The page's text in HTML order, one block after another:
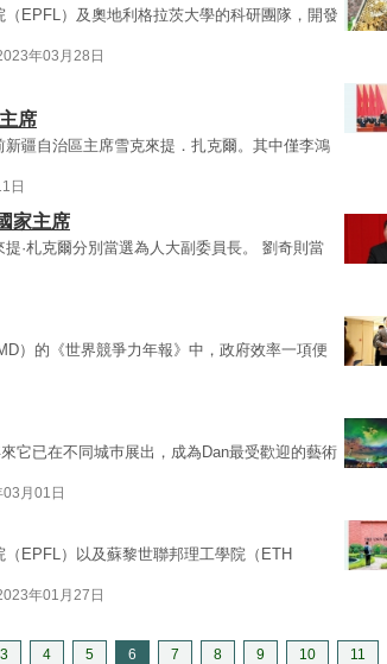
（EPFL）及奧地利格拉茨大學的科研團隊，開發
年03月28日
席
新疆自治區主席雪克來提．扎克爾。其中僅李鴻
日
家主席
提·札克爾分別當選為人大副委員長。 劉奇則當
）的《世界競爭力年報》中，政府效率一項便
它已在不同城巿展出，成為Dan最受歡迎的藝術
月01日
（EPFL）以及蘇黎世聯邦理工學院（ETH
年01月27日
3 4 5 6 7 8 9 10 11